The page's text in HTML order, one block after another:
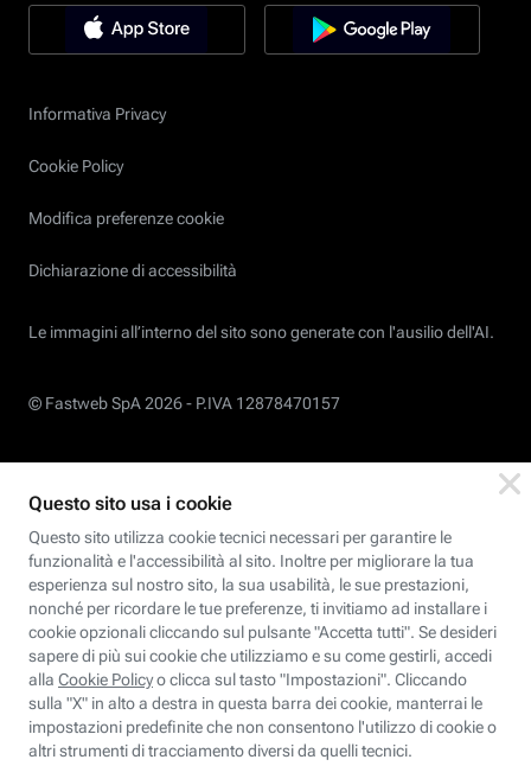
Informativa Privacy
Cookie Policy
Modifica preferenze cookie
Dichiarazione di accessibilità
Le immagini all’interno del sito sono generate con l'ausilio dell'AI.
© Fastweb SpA 2026 - P.IVA 12878470157